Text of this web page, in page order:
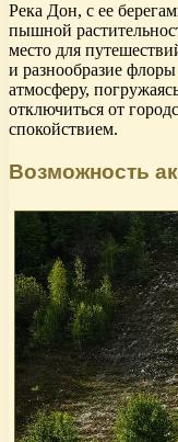
Река Дон, с ее
пышной
место для
и разнообразие
атмосферу,
отключиться от
спокойствием.
Возможность